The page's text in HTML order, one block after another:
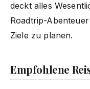
deckt alles
Roadtrip-
Ziele zu planen.
Empfohlene